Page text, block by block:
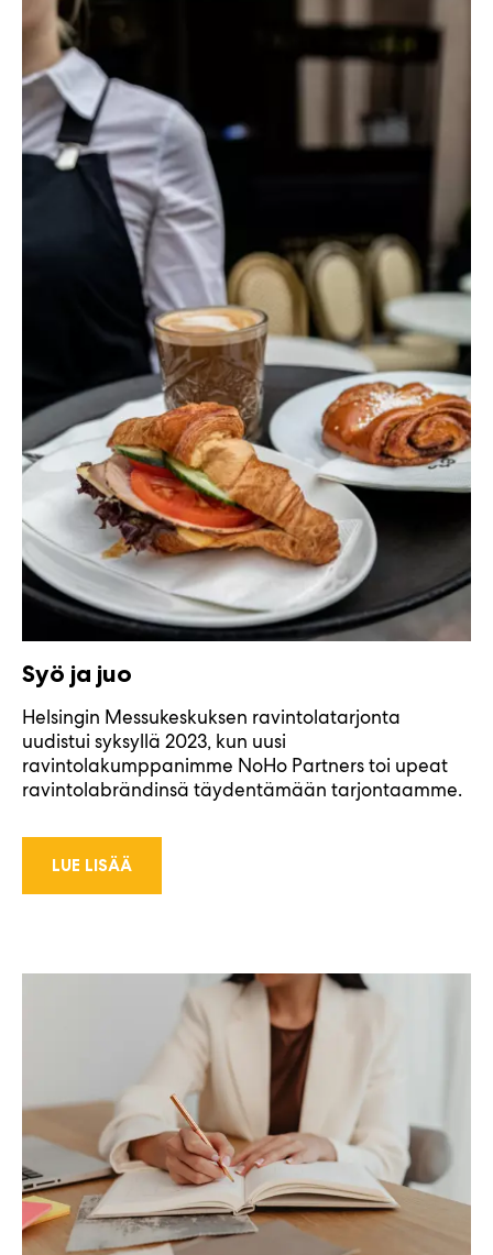
Syö ja juo
Helsingin Messukeskuksen ravintolatarjonta
uudistui syksyllä 2023, kun uusi
ravintolakumppanimme NoHo Partners toi upeat
ravintolabrändinsä täydentämään tarjontaamme.
LUE LISÄÄ